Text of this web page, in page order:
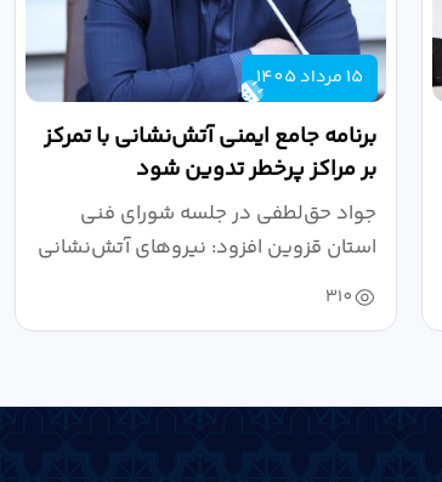
15 مرداد 1405
برنامه جامع ایمنی آتش‌نشانی با تمرکز
بر مراکز پرخطر تدوین شود
جواد حق‌لطفی در جلسه شورای فنی
استان قزوین افزود: نیروهای آتش‌نشانی
طی سال...
310